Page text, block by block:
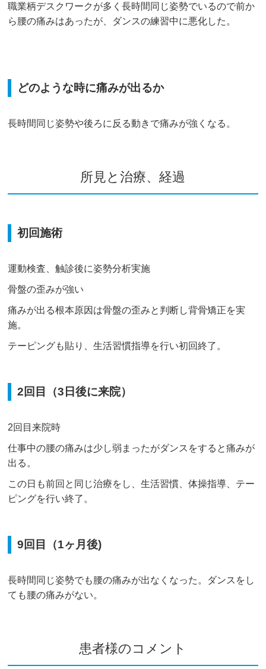
職業柄デスクワークが多く長時間同じ姿勢でいるので前か
ら腰の痛みはあったが、ダンスの練習中に悪化した。
どのような時に痛みが出るか
長時間同じ姿勢や後ろに反る動きで痛みが強くなる。
所見と治療、経過
初回施術
運動検査、触診後に姿勢分析実施
骨盤の歪みが強い
痛みが出る根本原因は骨盤の歪みと判断し背骨矯正を実
施。
テーピングも貼り、生活習慣指導を行い初回終了。
2回目（3日後に来院）
2回目来院時
仕事中の腰の痛みは少し弱まったがダンスをすると痛みが
出る。
この日も前回と同じ治療をし、生活習慣、体操指導、テー
ピングを行い終了。
9回目（1ヶ月後)
長時間同じ姿勢でも腰の痛みが出なくなった。ダンスをし
ても腰の痛みがない。
患者様のコメント